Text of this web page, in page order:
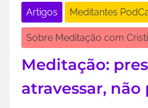
Artigos Meditantes
Sobre Meditação com
Meditação:
atravessar,